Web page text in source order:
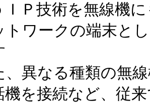
ＩＰ技術を無線機
トワークの端末と
、異なる種類の無
機を接続など、従